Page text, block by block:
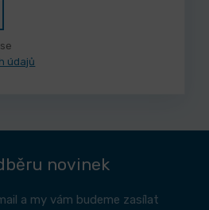
údajů
novinek
a my vám budeme zasílat